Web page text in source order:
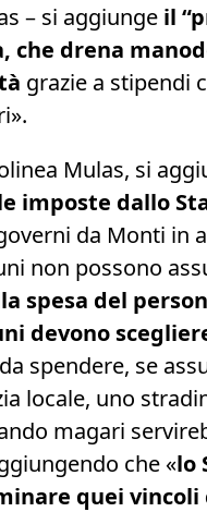
– si aggiunge il
che drena
grazie a stipendi
Mulas, si
imposte dallo
da Monti in
non possono
spesa del
devono
spendere, se
locale, uno
magari
che «lo
quei vincoli